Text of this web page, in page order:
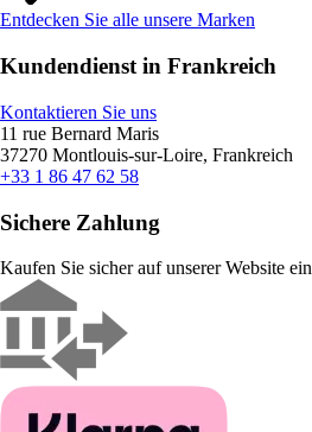
Entdecken Sie alle unsere Marken
Kundendienst in Frankreich
Kontaktieren Sie uns
11 rue Bernard Maris
37270 Montlouis-sur-Loire, Frankreich
+33 1 86 47 62 58
Sichere Zahlung
Kaufen Sie sicher auf unserer Website ein